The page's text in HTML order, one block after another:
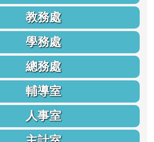
教務處
學務處
總務處
輔導室
人事室